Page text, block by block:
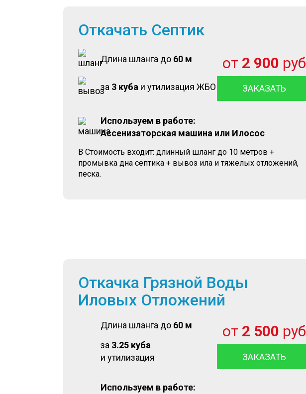
Откачать Септик
Длина шланга до 60 м
за 3 куба и утилизация ЖБО
от 2 900 руб
ЗАКАЗАТЬ
Используем в работе:
Ассенизаторская машина или Илосос
В Стоимость входит: длинный шланг до 10 метров +
промывка дна септика + вывоз ила и тяжелых отложений,
песка.
Откачка Грязной Воды
Иловых Отложений
Длина шланга до 60 м
за 3.25 куба
и утилизация
от 2 500 руб
ЗАКАЗАТЬ
Используем в работе: